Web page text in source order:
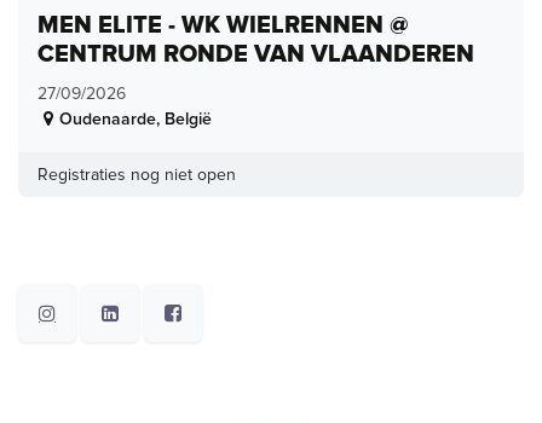
MEN ELITE - WK WIELRENNEN @
CENTRUM RONDE VAN VLAANDEREN
27/09/2026
Oudenaarde, België
Registraties nog niet open